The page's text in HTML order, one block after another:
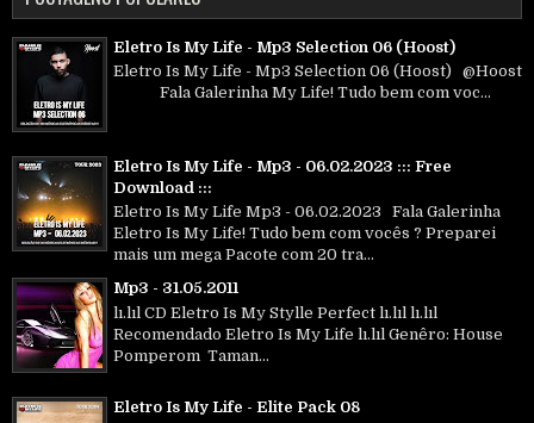
Eletro Is My Life - Mp3 Selection 06 (Hoost)
Eletro Is My Life - Mp3 Selection 06 (Hoost) @Hoost
Fala Galerinha My Life! Tudo bem com voc...
Eletro Is My Life - Mp3 - 06.02.2023 ::: Free
Download :::
Eletro Is My Life Mp3 - 06.02.2023 Fala Galerinha
Eletro Is My Life! Tudo bem com vocês ? Preparei
mais um mega Pacote com 20 tra...
Mp3 - 31.05.2011
lı.lıl CD Eletro Is My Stylle Perfect lı.lıl lı.lıl
Recomendado Eletro Is My Life lı.lıl Genêro: House
Pomperom Taman...
Eletro Is My Life - Elite Pack 08